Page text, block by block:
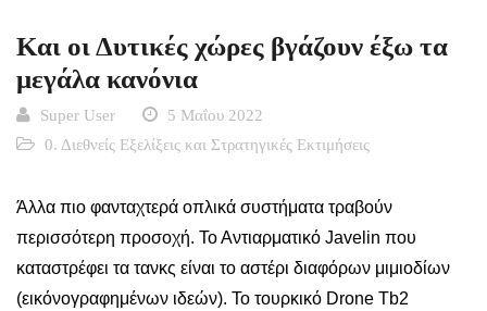
Και οι Δυτικές χώρες βγάζουν έξω τα
μεγάλα κανόνια
Super User
5 Μαΐου 2022
0. Διεθνείς Εξελίξεις και Στρατηγικές Εκτιμήσεις
Άλλα πιο φανταχτερά οπλικά συστήματα τραβούν
περισσότερη προσοχή. Το Αντιαρματικό Javelin που
καταστρέφει τα τανκς είναι το αστέρι διαφόρων μιμιοδίων
(εικόνογραφημένων ιδεών). Το τουρκικό Drone Τb2